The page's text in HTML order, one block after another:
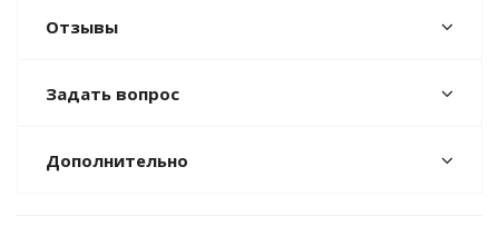
Отзывы
Задать вопрос
Дополнительно